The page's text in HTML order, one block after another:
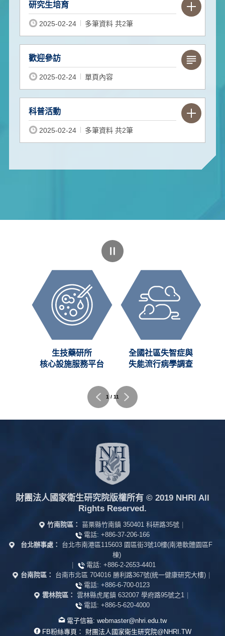
研究生培育
2025-02-24 多筆資料 共2筆
歡迎參訪
2025-02-24 單頁內容
科普活動
2025-02-24 多筆資料 共2筆
生技藥研所
核心設施服務平台
全國社區失智症與
失能流行病學調查
1 / 11
財團法人國家衛生研究院版權所有 © 2019 NHRI All
Rights Reserved.
竹南院區： 苗栗縣竹南鎮 350401 科研路35號 |
電話: +886-37-206-166
台北辦事處：
台北市南港區115603 園區街3號10樓(南港軟體園區F
棟)
|
電話: +886-2-2653-4401
台南院區：
台南市北區 704016 勝利路367號(統一健康研究大樓) |
電話: +886-6-700-0123
雲林院區： 雲林縣虎尾鎮 632007 學府路95號之1 |
電話: +886-5-620-4000
電子信箱: webmaster@nhri.edu.tw
FB粉絲專頁：
財團法人國家衛生研究院@NHRI.TW